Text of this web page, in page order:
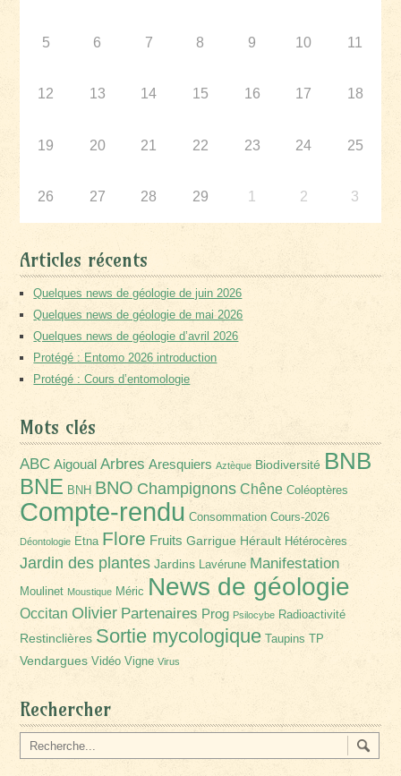
5 6 7 8 9 10 11
12 13 14 15 16 17 18
19 20 21 22 23 24 25
26 27 28 29 1 2 3
Articles récents
Quelques news de géologie de juin 2026
Quelques news de géologie de mai 2026
Quelques news de géologie d’avril 2026
Protégé : Entomo 2026 introduction
Protégé : Cours d’entomologie
Mots clés
ABC Aigoual Arbres Aresquiers Aztèque Biodiversité BNB
BNE BNH BNO Champignons Chêne Coléoptères
Compte-rendu Consommation Cours-2026
Déontologie Etna Flore Fruits Garrigue Hérault Hétérocères
Jardin des plantes Jardins Lavérune Manifestation
Moulinet Moustique Méric News de géologie
Occitan Olivier Partenaires Prog Psilocybe Radioactivité
Restinclières Sortie mycologique Taupins TP
Vendargues Vidéo Vigne Virus
Rechercher